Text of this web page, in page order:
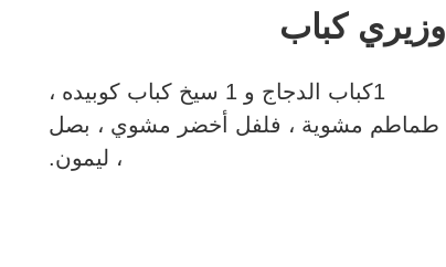
وزيري كباب
1كباب الدجاج و 1 سيخ كباب كوبيده ،
طماطم مشوية ، فلفل أخضر مشوي ، بصل
، ليمون.